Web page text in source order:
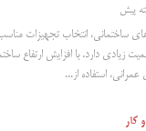
ساختمانی، انتخاب تجهیزات
زیادی دارد. با افزایش ارتفاع
استفاده از...
کار